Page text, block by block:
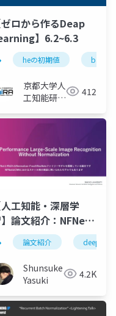
ゼロから作るDeap
】6.2~6.3
heの初期値 batch
京都大学人
工知能研究
412
人工知能・深層学
論文紹介：NFNet
文 論文紹介
Shunsuke
Yasuki
4.2K